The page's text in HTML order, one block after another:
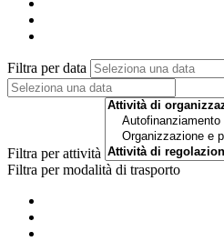
Filtra per data
Filtra per attività
Filtra per modalità di trasporto